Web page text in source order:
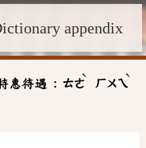
appendix
惠待遇 : ㄊㄜ
ˋ
ㄏㄨㄟ
ˋ